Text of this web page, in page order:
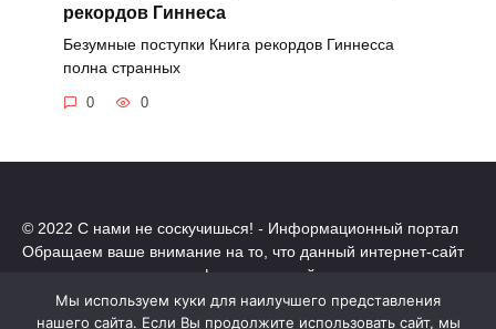
рекордов Гиннеса
Безумные поступки Книга рекордов Гиннесса
полна странных
0 0
© 2022 С нами не соскучишься! - Информационный портал
Обращаем ваше внимание на то, что данный интернет-сайт
носит исключительно информационный характер.
Все торговые марки принадлежат их владельцам. Все права
защищены.
Мы используем куки для наилучшего представления
нашего сайта. Если Вы продолжите использовать сайт, мы